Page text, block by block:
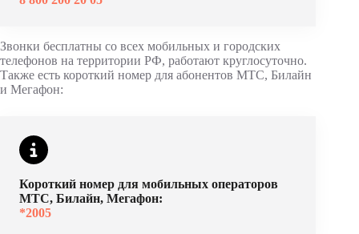
Звонки бесплатны со всех мобильных и городских
телефонов на территории РФ, работают круглосуточно.
Также есть короткий номер для абонентов МТС, Билайн
и Мегафон:
Короткий номер для мобильных операторов
МТС, Билайн, Мегафон:
*2005